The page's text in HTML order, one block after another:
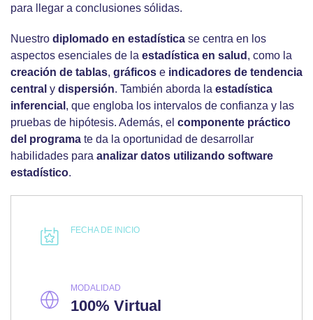
para llegar a conclusiones sólidas.
Nuestro diplomado en estadística se centra en los
aspectos esenciales de la estadística en salud , como la
creación de tablas, gráficos e indicadores de tendencia
central y dispersión. También aborda la estadística
inferencial , que engloba los intervalos de confianza y las
pruebas de hipótesis. Además, el componente práctico
del programa te da la oportunidad de desarrollar
habilidades para analizar datos utilizando software
estadístico.
FECHA DE INICIO
MODALIDAD
100% Virtual